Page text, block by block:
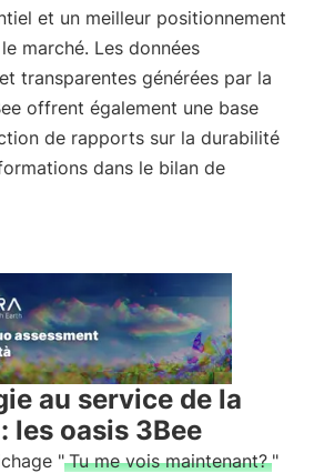
et un meilleur positionnement
marché. Les données
transparentes générées par la
offrent également une base
de rapports sur la durabilité
dans le bilan de
au service de la
les oasis 3Bee
" Tu me vois maintenant? "